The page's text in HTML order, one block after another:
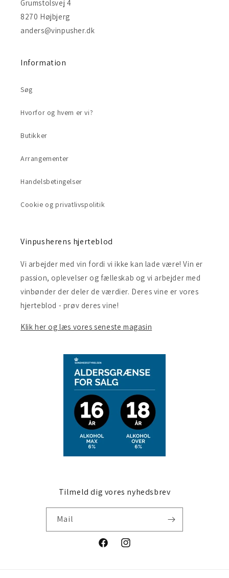
Grumstolsvej 4
8270 Højbjerg
anders@vinpusher.dk
Information
Søg
Hvorfor og hvem er vi?
Butikker
Arrangementer
Handelsbetingelser
Cookie og privatlivspolitik
Vinpusherens hjerteblod
Vi arbejder med vin fordi vi ikke kan lade være! Vin er
passion, oplevelser og fælleskab og vi arbejder med
vinbønder der deler de værdier. Deres vine er vores
hjerteblod - prøv deres vine!
Klik her og læs vores seneste magasin
Tilmeld dig vores nyhedsbrev
Mail
FacebookInstagram